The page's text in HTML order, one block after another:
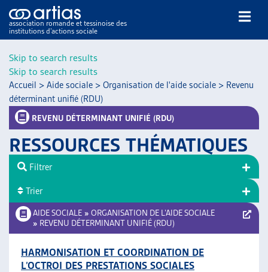
Skip to search results
Skip to search results
association romande et tessinoise des
institutions d’actions sociale
NOS PUBLICATIONS
ARTICLES
VEILLE
RESSOURCES
THÉMATIQUES
AUTRES
Accueil > Aide sociale > Organisation de l'aide sociale > Revenu
déterminant unifié (RDU)
REVENU DÉTERMINANT UNIFIÉ (RDU)
RESSOURCES THÉMATIQUES
AIDE SOCIALE » ORGANISATION DE L’AIDE SOCIALE
» REVENU DÉTERMINANT UNIFIÉ (RDU)
HARMONISATION ET COORDINATION DE
L’OCTROI DES PRESTATIONS SOCIALES
Filtrer
Trier